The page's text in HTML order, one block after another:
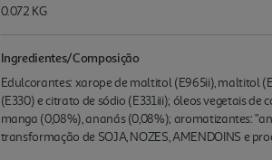
0.072 KG
Ingredientes/Composição
Edulcorantes: xarope de maltitol (E965ii), maltitol
(E330) e citrato de sódio (E331iii); óleos vegetais
manga (0,08%), ananás (0,08%); aromatizantes:
transformação de SOJA, NOZES, AMENDOINS e